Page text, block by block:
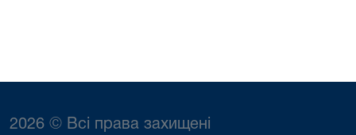
2026 © Всі права захищені